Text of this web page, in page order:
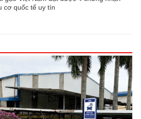
cơ quốc tế uy tín